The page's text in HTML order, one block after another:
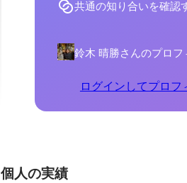
共通の知り合いを確認
鈴木 晴勝さんのプロフ
ログインしてプロフ
個人の実績